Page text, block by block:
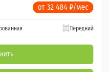
от 32 484 ₽/мес
Передний